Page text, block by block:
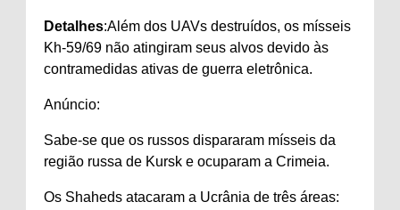
Detalhes:Além dos UAVs destruídos, os mísseis
Kh-59/69 não atingiram seus alvos devido às
contramedidas ativas de guerra eletrônica.
Anúncio:
Sabe-se que os russos dispararam mísseis da
região russa de Kursk e ocuparam a Crimeia.
Os Shaheds atacaram a Ucrânia de três áreas: